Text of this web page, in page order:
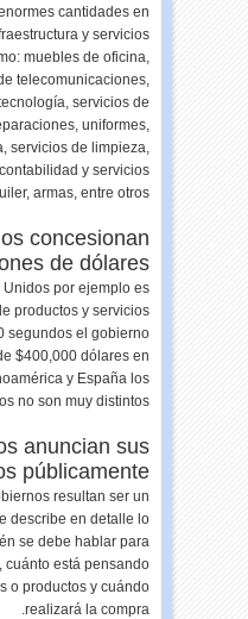
cantidades en
y servicios
muebles de oficina,
telecomunicaciones,
servicios de
uniformes,
servicios de limpieza,
y servicios
armas, entre otros.
concesionan
de dólares
por ejemplo es
productos y servicios
segundos el gobierno
$400,000 dólares en
y España los
no son muy distintos.
anuncian sus
públicamente
resultan ser un
describe en detalle lo
se debe hablar para
cuánto está pensando
o productos y cuándo
realizará la compra.